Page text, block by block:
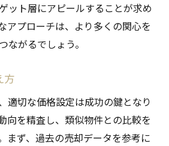
ット層にアピールすることが求め
アプローチは、より多くの関心を
ながるでしょう。
方
適切な価格設定は成功の鍵となり
向を精査し、類似物件との比較を
まず、過去の売却データを参考に